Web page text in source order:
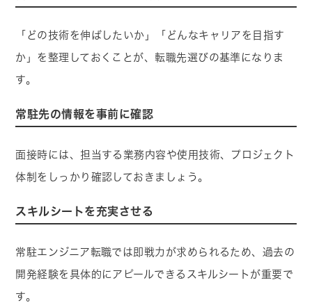
「どの技術を伸ばしたいか」「どんなキャリアを目指す
か」を整理しておくことが、転職先選びの基準になりま
す。
常駐先の情報を事前に確認
面接時には、担当する業務内容や使用技術、プロジェクト
体制をしっかり確認しておきましょう。
スキルシートを充実させる
常駐エンジニア転職では即戦力が求められるため、過去の
開発経験を具体的にアピールできるスキルシートが重要で
す。